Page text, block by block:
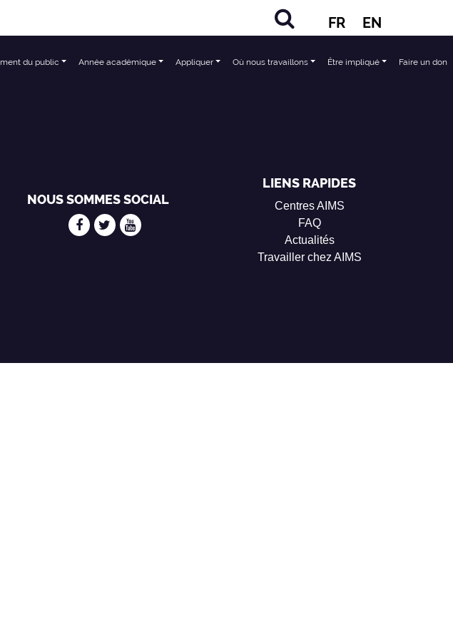
FR EN
du public Année académique Appliquer Où nous travaillons Être impliqué Faire un don
NOUS SOMMES SOCIAL
LIENS RAPIDES
Centres AIMS
FAQ
Actualités
Travailler chez AIMS